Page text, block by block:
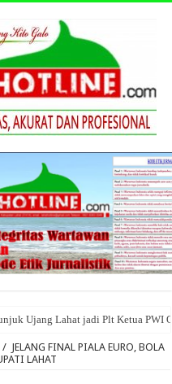
Ujang Lahat jadi Plt Ketua PWI
/ JELANG FINAL PIALA EURO, BOLA
LAHAT